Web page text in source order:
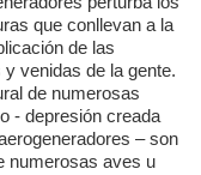
que conllevan a la
de las
venidas de la gente.
de numerosas
- depresión creada
– son
numerosas aves u